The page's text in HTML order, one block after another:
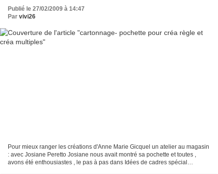
Publié le 27/02/2009 à 14:47
Par vivi26
Pour mieux ranger les créations d'Anne Marie Gicquel un atelier au magasin
: avec Josiane Peretto Josiane nous avait montré sa pochette et toutes ,
avons été enthousiastes , le pas à pas dans Idées de cadres spécial